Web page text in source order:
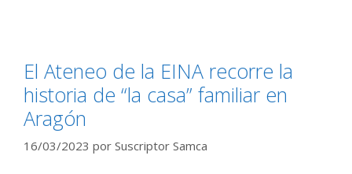
El Ateneo de la EINA recorre la
historia de “la casa” familiar en
Aragón
16/03/2023 por Suscriptor Samca